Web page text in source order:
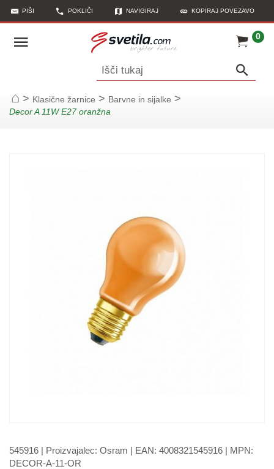
PIŠI POKLIČI NAVIGIRAJ KOPIRAJ POVEZAVO
0
Išči tukaj
Začetna stran
> Klasične žarnice > Barvne in sijalke >
Decor A 11W E27 oranžna
545916 | Proizvajalec: Osram | EAN: 4008321545916 | MPN:
DECOR-A-11-OR